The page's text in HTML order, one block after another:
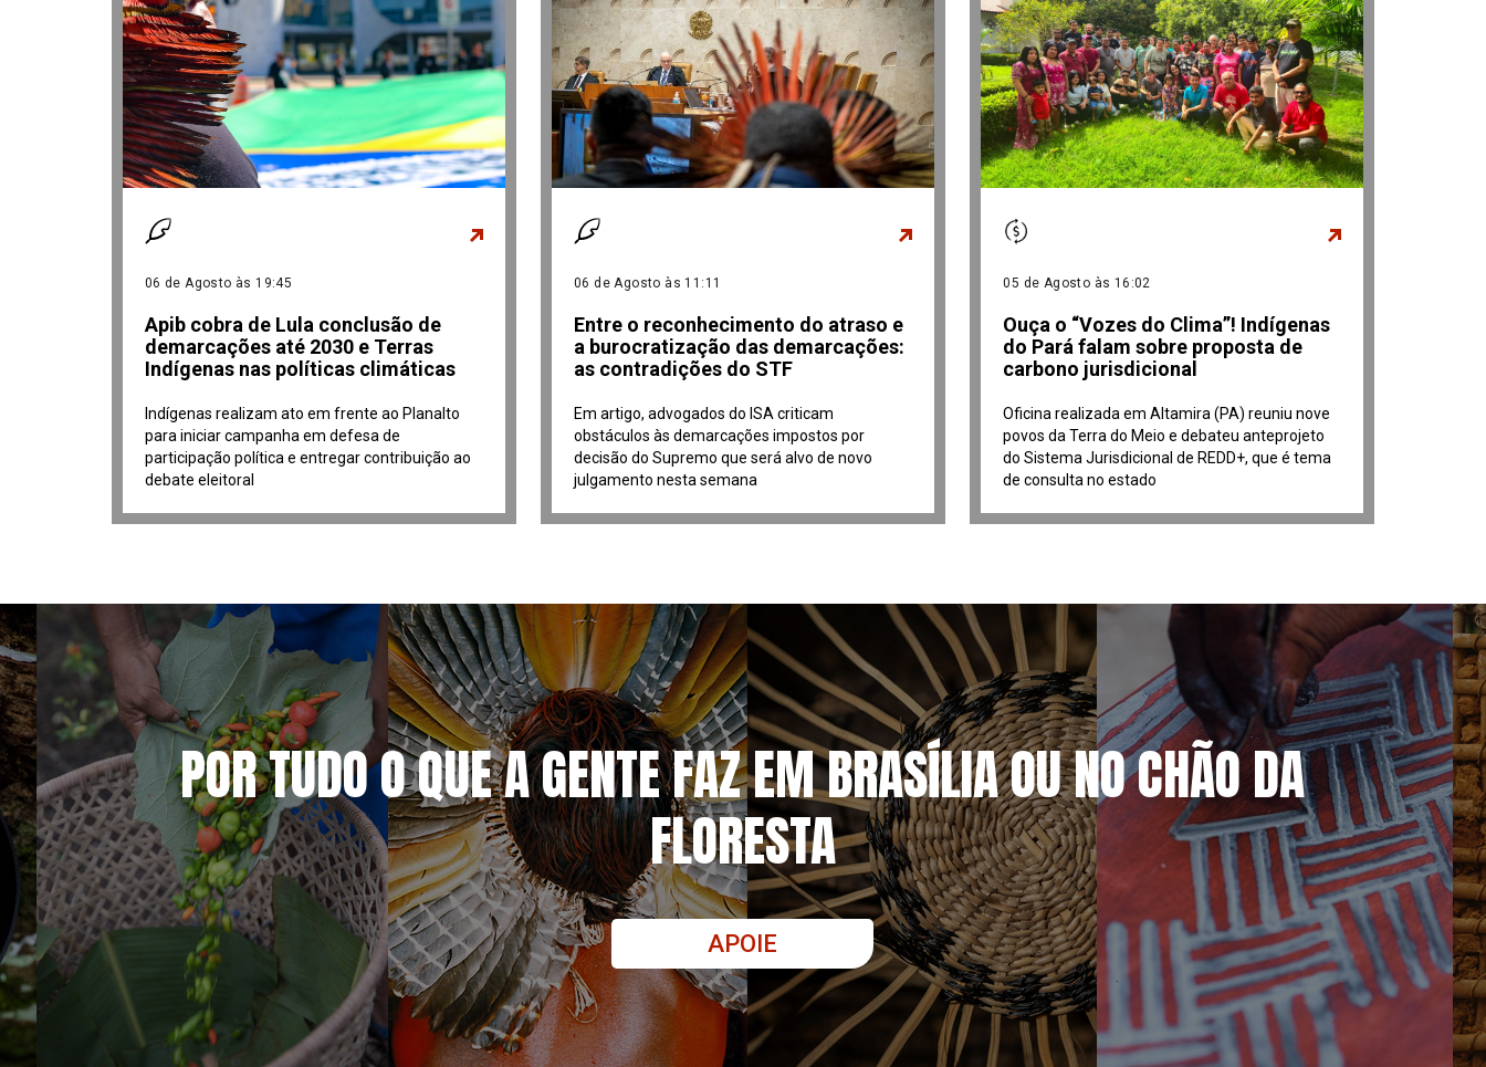
06 de Agosto às 19:45
Apib cobra de Lula conclusão de
demarcações até 2030 e Terras
Indígenas nas políticas climáticas
Indígenas realizam ato em frente ao Planalto
para iniciar campanha em defesa de
participação política e entregar contribuição ao
debate eleitoral
06 de Agosto às 11:11
Entre o reconhecimento do atraso e
a burocratização das demarcações:
as contradições do STF
Em artigo, advogados do ISA criticam
obstáculos às demarcações impostos por
decisão do Supremo que será alvo de novo
julgamento nesta semana
05 de Agosto às 16:02
Ouça o “Vozes do Clima”! Indígenas
do Pará falam sobre proposta de
carbono jurisdicional
Oficina realizada em Altamira (PA) reuniu nove
povos da Terra do Meio e debateu anteprojeto
do Sistema Jurisdicional de REDD+, que é tema
de consulta no estado
POR TUDO O QUE A GENTE FAZ EM BRASÍLIA OU NO CHÃO DA
FLORESTA
APOIE